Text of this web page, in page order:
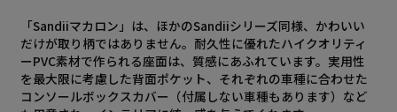
「Sandiiマカロン」は、ほかのSandiiシリーズ同様、かわいい
だけが取り柄ではありません。耐久性に優れたハイクオリティ
ーPVC素材で作られる座面は、質感にあふれています。実用性
を最大限に考慮した背面ポケット、それぞれの車種に合わせた
コンソールボックスカバー（付属しない車種もあります）など